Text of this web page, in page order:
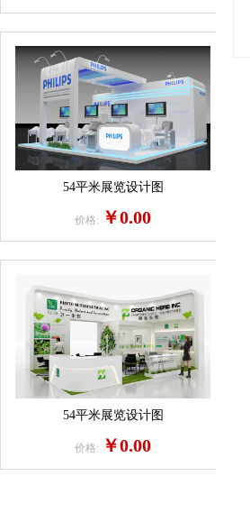
54平米展览设计图
价格: ￥0.00
54平米展览设计图
价格: ￥0.00